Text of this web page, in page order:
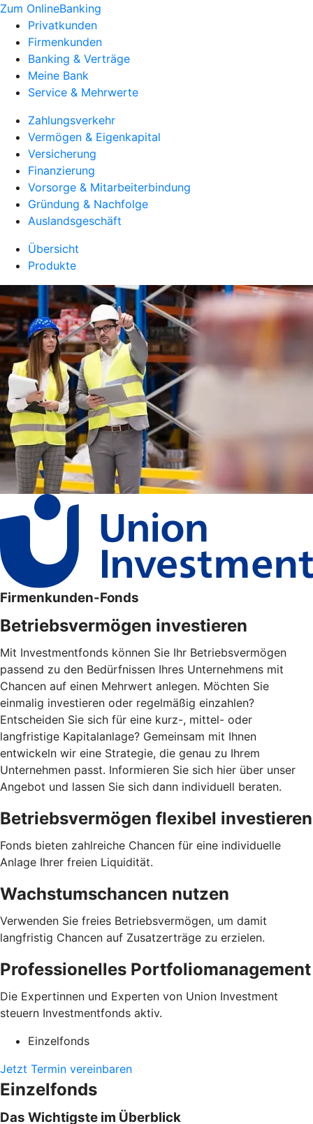
Zum OnlineBanking
Privatkunden
Firmenkunden
Banking & Verträge
Meine Bank
Service & Mehrwerte
Zahlungsverkehr
Vermögen & Eigenkapital
Versicherung
Finanzierung
Vorsorge & Mitarbeiterbindung
Gründung & Nachfolge
Auslandsgeschäft
Übersicht
Produkte
Firmenkunden-Fonds
Betriebsvermögen investieren
Mit Investmentfonds können Sie Ihr Betriebsvermögen
passend zu den Bedürfnissen Ihres Unternehmens mit
Chancen auf einen Mehrwert anlegen. Möchten Sie
einmalig investieren oder regelmäßig einzahlen?
Entscheiden Sie sich für eine kurz-, mittel- oder
langfristige Kapitalanlage? Gemeinsam mit Ihnen
entwickeln wir eine Strategie, die genau zu Ihrem
Unternehmen passt. Informieren Sie sich hier über unser
Angebot und lassen Sie sich dann individuell beraten.
Betriebsvermögen flexibel investieren
Fonds bieten zahlreiche Chancen für eine individuelle
Anlage Ihrer freien Liquidität.
Wachstumschancen nutzen
Verwenden Sie freies Betriebsvermögen, um damit
langfristig Chancen auf Zusatzerträge zu erzielen.
Professionelles Portfoliomanagement
Die Expertinnen und Experten von Union Investment
steuern Investmentfonds aktiv.
Einzelfonds
Jetzt Termin vereinbaren
Einzelfonds
Das Wichtigste im Überblick